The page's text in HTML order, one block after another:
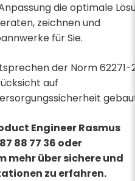
die optimale
zeichnen und
für Sie.
der Norm 62271-
auf
Engineer Rasmus
88 77 36 oder
mehr über sichere und
zu erfahren.